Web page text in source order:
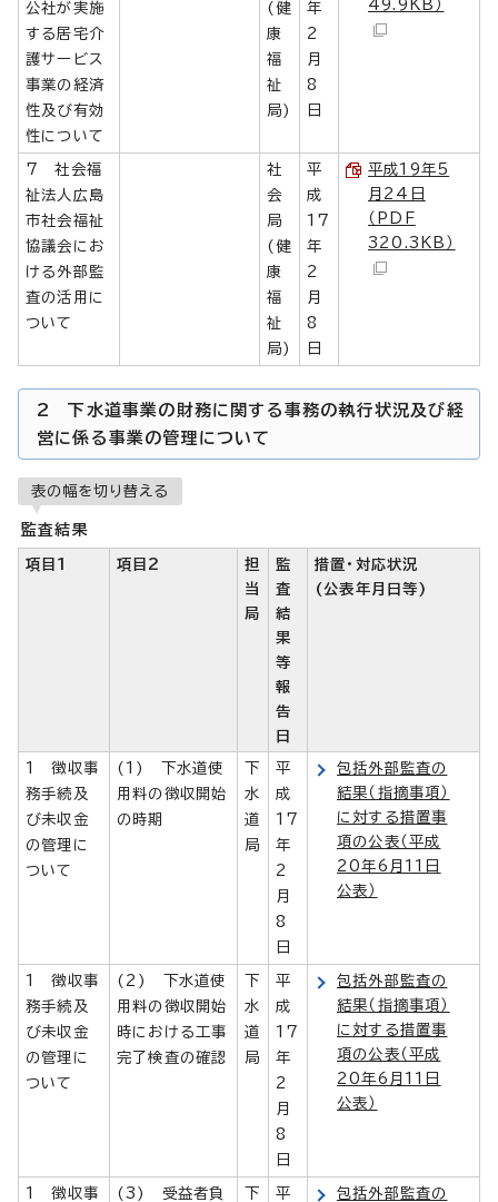
公社が実施
する居宅介
護サービス
事業の経済
性及び有効
性について
(健
康
福
祉
局)
年
2
月
8
日
49.9KB）
7 社会福
祉法人広島
市社会福祉
協議会にお
ける外部監
査の活用に
ついて
社
会
局
(健
康
福
祉
局)
平
成
17
年
2
月
8
日
平成19年5
月24日
（PDF
320.3KB）
2 下水道事業の財務に関する事務の執行状況及び経
営に係る事業の管理について
表の幅を切り替える
監査結果
項目1 項目2
担
当
局
監
査
結
果
等
報
告
日
措置・対応状況
(公表年月日等)
1 徴収事
務手続及
び未収金
の管理に
ついて
(1) 下水道使
用料の徴収開始
の時期
下
水
道
局
平
成
17
年
2
月
8
日
包括外部監査の
結果（指摘事項）
に対する措置事
項の公表（平成
20年6月11日
公表）
1 徴収事
務手続及
び未収金
の管理に
ついて
(2) 下水道使
用料の徴収開始
時における工事
完了検査の確認
下
水
道
局
平
成
17
年
2
月
8
日
包括外部監査の
結果（指摘事項）
に対する措置事
項の公表（平成
20年6月11日
公表）
1 徴収事
(3) 受益者負
下
平
包括外部監査の